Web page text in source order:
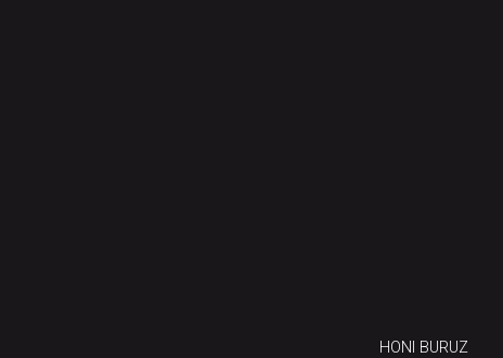
HONI BURUZ